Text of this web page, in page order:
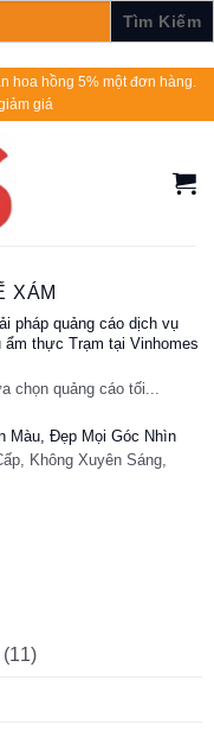
hoa hồng 5% một đơn hàng.
giá
XÁM
pháp quảng cáo dịch vụ
thực Trạm tại Vinhomes
chọn quảng cáo tối...
Màu, Đẹp Mọi Góc Nhìn
Không Xuyên Sáng,
(11)